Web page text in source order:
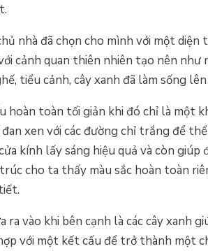
nhà đã chọn cho mình với một diện
cảnh quan thiên nhiên tạo nên
tiểu cảnh, cây xanh đã làm sống
hoàn toàn tối giản khi đó chỉ là một
xen với các đường chỉ trắng để
kính lấy sáng hiệu quả và còn
cho ta thấy màu sắc hoàn toàn
vào khi bên cạnh là các cây xanh
với một kết cấu để trở thành một